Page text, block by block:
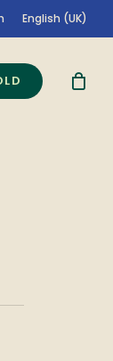
English (UK)